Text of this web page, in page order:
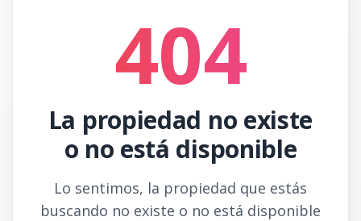
404
La propiedad no existe
o no está disponible
Lo sentimos, la propiedad que estás
buscando no existe o no está disponible